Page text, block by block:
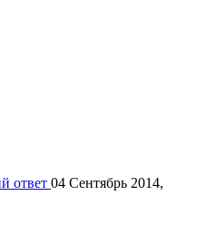
04 Сентябрь 2014,